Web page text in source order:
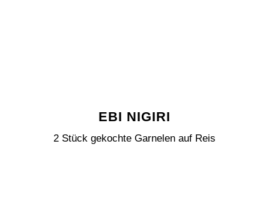
EBI NIGIRI
2 Stück gekochte Garnelen auf Reis